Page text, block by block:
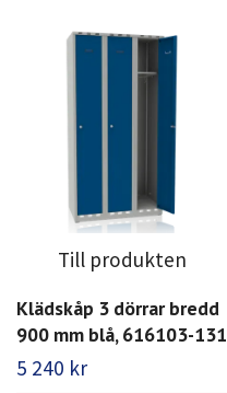
Till produkten
Klädskåp 3 dörrar bredd
900 mm blå, 616103-131
5 240 kr